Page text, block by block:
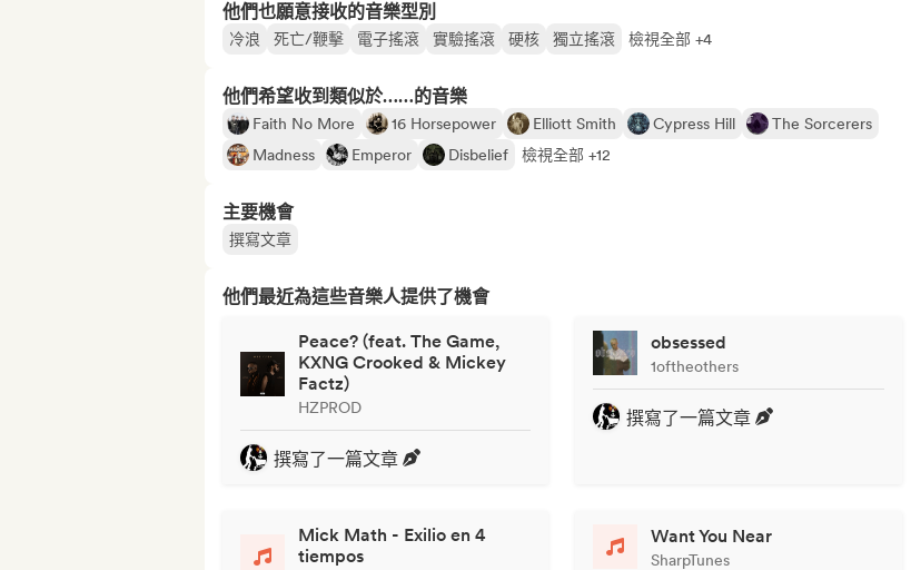
他們也願意接收的音樂型別
冷浪 死亡/鞭擊 電子搖滾 實驗搖滾 硬核 獨立搖滾 檢視全部 +4
他們希望收到類似於……的音樂
Faith No More 16 Horsepower Elliott Smith Cypress Hill
The Sorcerers
Madness
Emperor Disbelief 檢視全部 +12
主要機會
撰寫文章
他們最近為這些音樂人提供了機會
Peace? (feat. The Game,
KXNG Crooked & Mickey
Factz)
HZPROD
撰寫了一篇文章
obsessed
1oftheothers
撰寫了一篇文章
Mick Math - Exilio en 4
tiempos
Want You Near
SharpTunes